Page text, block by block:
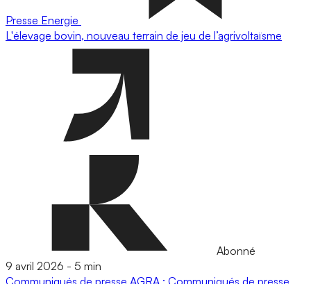
Presse Energie
L'élevage bovin, nouveau terrain de jeu de l’agrivoltaïsme
Abonné
9 avril 2026 - 5 min